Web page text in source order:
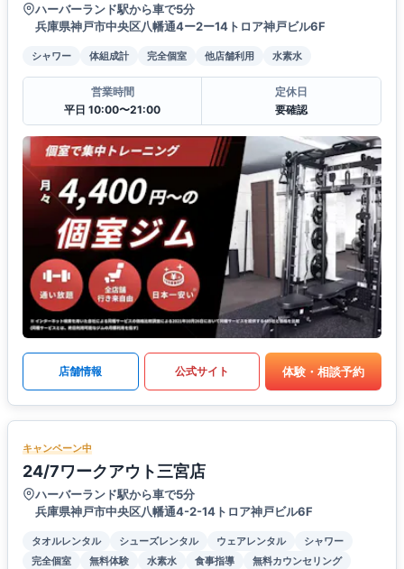
ハーバーランド駅から車で5分
兵庫県神戸市中央区八幡通4ー2ー14トロア神戸ビル6F
シャワー 体組成計 完全個室 他店舗利用 水素水
営業時間
平日 10:00〜21:00
定休日
要確認
店舗情報 公式サイト 体験・相談予約
キャンペーン中
24/7ワークアウト三宮店
ハーバーランド駅から車で5分
兵庫県神戸市中央区八幡通4-2-14トロア神戸ビル6F
タオルレンタル シューズレンタル ウェアレンタル
シャワー
完全個室
無料体験 水素水 食事指導 無料カウンセリング